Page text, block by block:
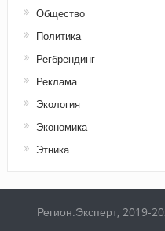
Общество
Политика
Регбрендинг
Реклама
Экология
Экономика
Этника
Регион.Эксперт, 2019-